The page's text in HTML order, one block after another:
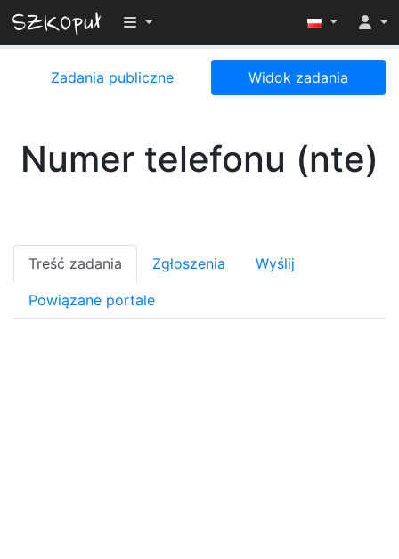
Przełącz widoczność menu
Zadania publiczne Widok zadania
Numer telefonu (nte)
Treść zadania Zgłoszenia Wyślij
Powiązane portale